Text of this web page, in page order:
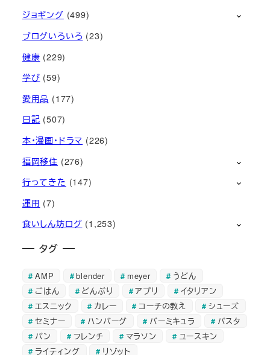
ジョギング (499)
ブログいろいろ (23)
健康 (229)
学び (59)
愛用品 (177)
日記 (507)
本・漫画・ドラマ (226)
福岡移住 (276)
行ってきた (147)
運用 (7)
食いしん坊ログ (1,253)
タグ
AMP blender meyer
うどん
ごはん
どんぶり アプリ
イタリアン
エスニック
カレー コーチの教え
シューズ
セミナー
ハンバーグ バーミキュラ
パスタ
パン
フレンチ マラソン
ユースキン
ライティング
リゾット